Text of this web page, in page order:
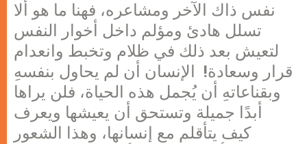
نفس ذاك الآخر ومشاعره، فهنا ما هو ألا
تسلل هادئ ومؤلم داخل أخوار النفس
لتعيش بعد ذلك في ظلام وتخبط وانعدام
قرار وسعادة! الإنسان أن لم يحاول بنفسهِ
وبقناعاتهِ أن يُجمل هذه الحياة، فلن يراها
أبدًا جميلة وتستحق أن يعيشها ويعرف
كيف يتأقلم مع إنسانها، وهذا الشعور